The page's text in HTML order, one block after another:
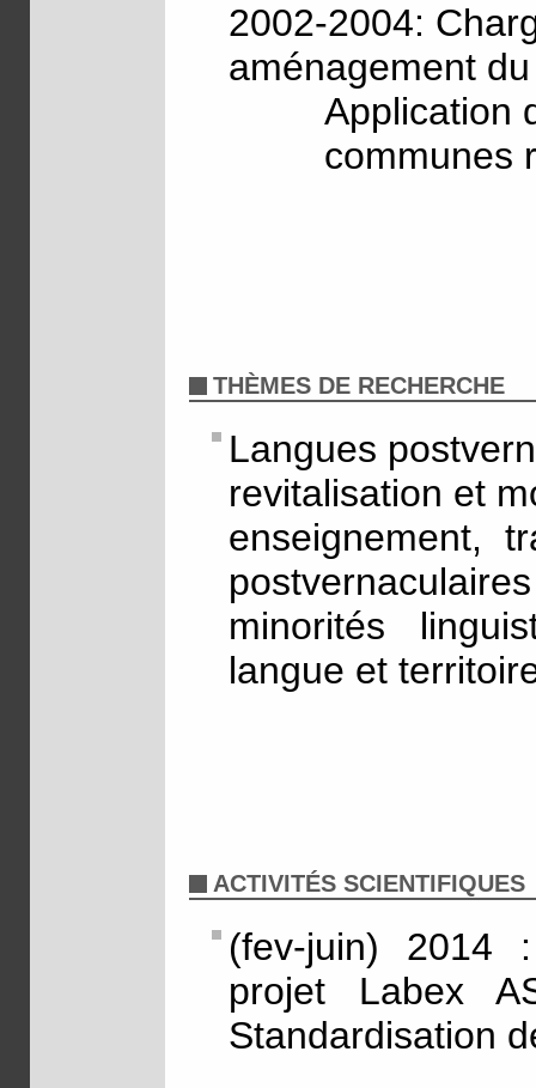
2002-2004:
aménagement
Application
communes
THÈMES DE RECHERCHE
Langues
revitalisation et
enseignement,
postvernaculaires
minorités
langue et
ACTIVITÉS SCIENTIFIQUES
(fev-juin) 2014
projet Labex
Standardisation